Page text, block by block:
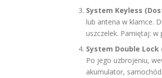
System Keyless
lub antena w klamce.
uszczelek. Pamiętaj:
System Double
Po jego uzbrojeniu,
akumulator,